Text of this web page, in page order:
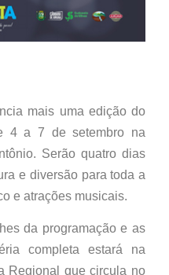
mais uma edição do
4 a 7 de setembro na
Serão quatro dias
e diversão para toda a
e atrações musicais.
da programação e as
completa estará na
Regional que circula no